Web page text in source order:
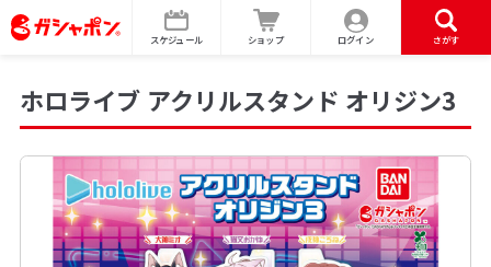
スケジュール ショップ ログイン さがす
ホロライブ アクリルスタンド オリジン3